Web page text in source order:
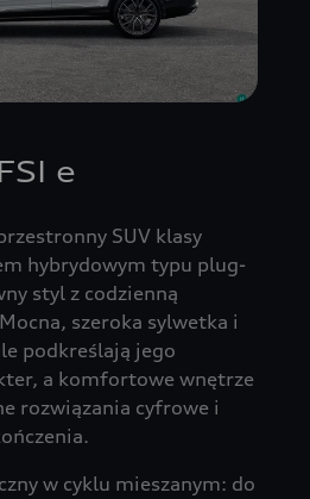
e
SUV klasy
hybrydowym typu plug-
styl z codzienną
szeroka sylwetka i
podkreślają jego
a komfortowe wnętrze
rozwiązania cyfrowe i
w cyklu mieszanym: do